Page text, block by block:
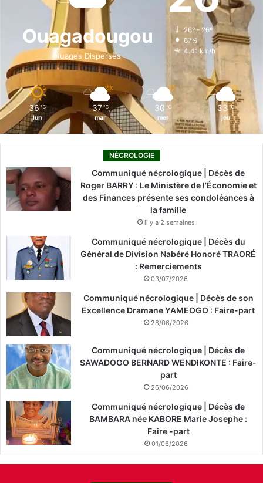
o
k
i
n
g
r
k
Ouagadougou
Nuages Dispersés
26º - 26º
67%
4.41 km/h
36 ℃
lun
37 ℃
mar
30 ℃
mer
33 ℃
jeu
NÉCROLOGIE
Communiqué nécrologique | Décès de
Roger BARRY : Le Ministère de l’Économie et
des Finances présente ses condoléances à
la famille
il y a 2 semaines
Communiqué nécrologique | Décès du
Général de Division Nabéré Honoré TRAORÉ
: Remerciements
03/07/2026
Communiqué nécrologique | Décès de son
Excellence Dramane YAMEOGO : Faire-part
28/06/2026
Communiqué nécrologique | Décès de
SAWADOGO BERNARD WENDIKONTE : Faire-
part
26/06/2026
Communiqué nécrologique | Décès de
BAMBARA née KABORE Marie Josephe :
Faire -part
01/06/2026